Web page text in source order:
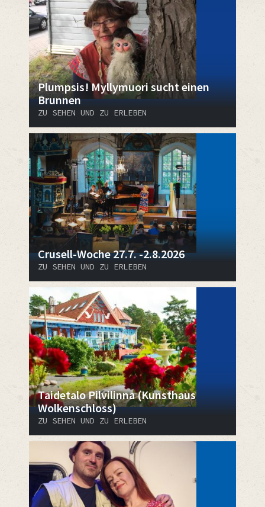
Plumpsis! Myllymuori sucht einen
Brunnen
ZU SEHEN UND ZU ERLEBEN
Crusell-Woche 27.7. -2.8.2026
ZU SEHEN UND ZU ERLEBEN
Taidetalo Pilvilinna (Kunsthaus
Wolkenschloss)
ZU SEHEN UND ZU ERLEBEN